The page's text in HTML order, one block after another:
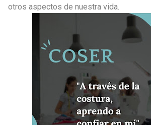
otros aspectos de nuestra vida.